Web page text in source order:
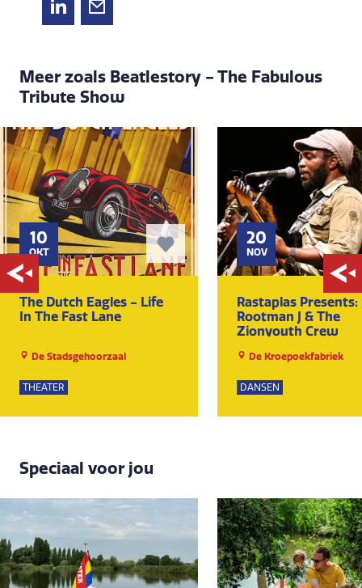
Meer zoals Beatlestory - The Fabulous
Tribute Show
10
OKT
The Dutch Eagles - Life
In The Fast Lane
De Stadsgehoorzaal
THEATER
20
NOV
Rastaplas Presents:
Rootman J & The
Zionyouth Crew
De Kroepoekfabriek
DANSEN
Speciaal voor jou